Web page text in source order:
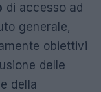
di accesso ad
generale,
obiettivi
delle
della